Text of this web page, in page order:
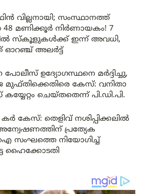
വില്ലനായി; സംസ്ഥാനത്ത്
മണിക്കൂർ നിർണായകം! 7
സ്കൂളുകൾക്ക് ഇന്ന് അവധി,
ഓറഞ്ച് അലർട്ട്
പോലീസ് ഉദ്യോഗസ്ഥനെ മർദ്ദിച്ചു,
മുഫ്തിക്കെതിരെ കേസ്: വനിതാ
ചെയ്തതെന്ന് പി.ഡി.പി.
കേസ്: തെളിവ് നശിപ്പിക്കലിൽ
പ്രത്യേക
സംഘത്തെ നിയോഗിച്ച്
ഹൈക്കോടതി